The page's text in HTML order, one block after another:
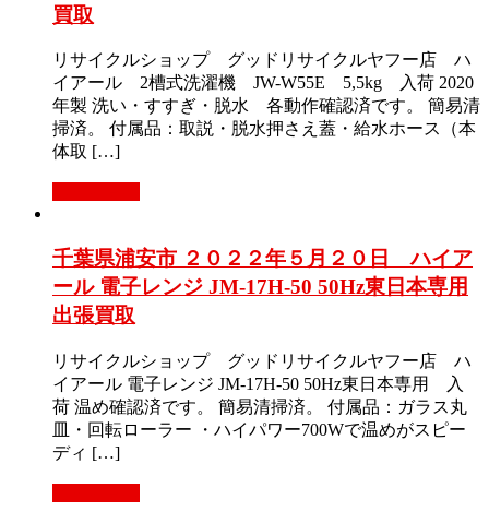
買取
リサイクルショップ グッドリサイクルヤフー店 ハ
イアール 2槽式洗濯機 JW-W55E 5,5kg 入荷 2020
年製 洗い・すすぎ・脱水 各動作確認済です。 簡易清
掃済。 付属品：取説・脱水押さえ蓋・給水ホース（本
体取 […]
千葉県浦安市 ２０２２年５月２０日 ハイア
ール 電子レンジ JM-17H-50 50Hz東日本専用
出張買取
リサイクルショップ グッドリサイクルヤフー店 ハ
イアール 電子レンジ JM-17H-50 50Hz東日本専用 入
荷 温め確認済です。 簡易清掃済。 付属品：ガラス丸
皿・回転ローラー ・ハイパワー700Wで温めがスピー
ディ […]